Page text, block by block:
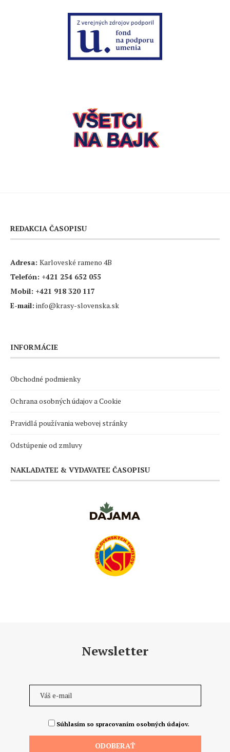
REDAKCIA ČASOPISU
Adresa: Karloveské rameno 4B
Telefón: +421 254 652 055
Mobil: +421 918 320 117
E-mail: info@krasy-slovenska.sk
INFORMÁCIE
Obchodné podmienky
Ochrana osobných údajov a Cookie
Pravidlá používania webovej stránky
Odstúpenie od zmluvy
NAKLADATEĽ & VYDAVATEĽ ČASOPISU
Newsletter
Súhlasím so spracovaním osobných údajov.